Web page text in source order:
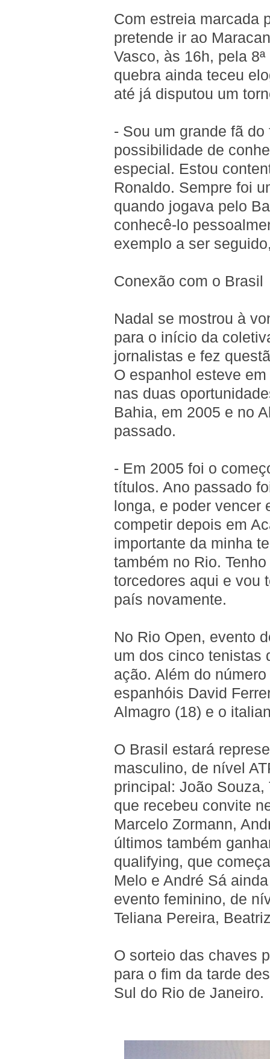
Com estreia marcada
pretende ir ao
Vasco, às 16h, pela
quebra ainda teceu
até já disputou um
- Sou um grande fã
possibilidade de
especial. Estou
Ronaldo. Sempre foi
quando jogava pelo
conhecê-lo
exemplo a ser
Conexão com o Brasil
Nadal se mostrou à
para o início da
jornalistas e fez
O espanhol esteve
nas duas
Bahia, em 2005 e no
passado.
- Em 2005 foi o
títulos. Ano passado
longa, e poder vencer
competir depois em
importante da minha
também no Rio.
torcedores aqui e vou
país novamente.
No Rio Open, evento
um dos cinco tenistas
ação. Além do
espanhóis David
Almagro (18) e o
O Brasil estará
masculino, de nível
principal: João
que recebeu convite
Marcelo Zormann,
últimos também
qualifying, que
Melo e André Sá
evento feminino, de
Teliana Pereira,
O sorteio das chaves
para o fim da tarde
Sul do Rio de Janeiro.